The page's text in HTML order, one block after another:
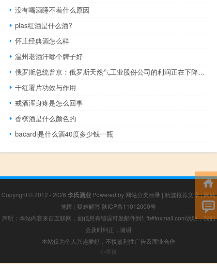
没有喝酒睡不着什么原因
pias红酒是什么酒?
怀庄经典酒怎么样
温州老酒汗哪个牌子好
俄罗斯总统普京：俄罗斯天然气工业股份公司的利润正在下降但它对未来感到自信
干红署片功效与作用
戒酒浑身疼是怎么回事
香槟酒是什么颜色的
bacardi是什么酒40度多少钱一瓶
Copyright © 2012 - 2026 李氏酒业 Powered by 网站分类目录 | 精选推荐文章|网站
地图 | 疑难解答 陕ICP备11012000号
声明：本站内容来自互联网，如信息有错误可发邮件到f_fb#foxmail.com说明，我们
会及时纠正，谢谢
本站仅为个人兴趣爱好，不接盈利性广告及商业合作
小男孩